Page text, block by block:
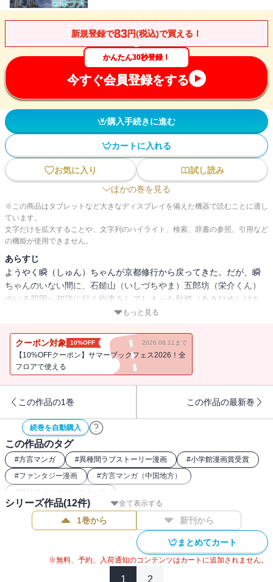
新規登録で83円(税込)で買える！
かんたん30秒登録！
今すぐ会員登録をする
購入手続きに進む
カートに入れる
お気に入り
試し読み
ほかの巻を見る
※この商品はタブレットなど大きなディスプレイを備えた機器で読むことに適し
ています。
文字だけを拡大することや、文字列のハイライト、検索、辞書の参照、引用など
の機能が使用できません。
あらすじ
ようやく瞬（しゅん）ちゃんが京都修行から戻ってきた。だが、瞬
ちゃんのいない間に、石鎚山（いしづちやま）五郎坊（栄介くん）
のいる四国へ初詣に行く約束をしてしまった秋姫（あきひめ）はち
ょっぴり気まずい雰囲気に・・・。一方、クリスマスに、初詣に、
恋”さがしに夢中で――！？
もっと見る
クーポン対象 10%OFF 2026.08.11まで
【10%OFFクーポン】サマーブックフェス2026！全
フロアで使える
この作品の1巻 この作品の最新巻
続巻を自動購入
この作品のタグ
#方言マンガ #異種間ラブストーリー漫画 #小学館漫画賞受賞
#ファンタジー漫画 #方言マンガ（中国地方）
#現代ファンタジーコミック
全て表示する
シリーズ作品(12件)
1巻から 新刊から
まとめてカート
※無料、予約、入荷通知のコンテンツはカートに追加されません。
1 2